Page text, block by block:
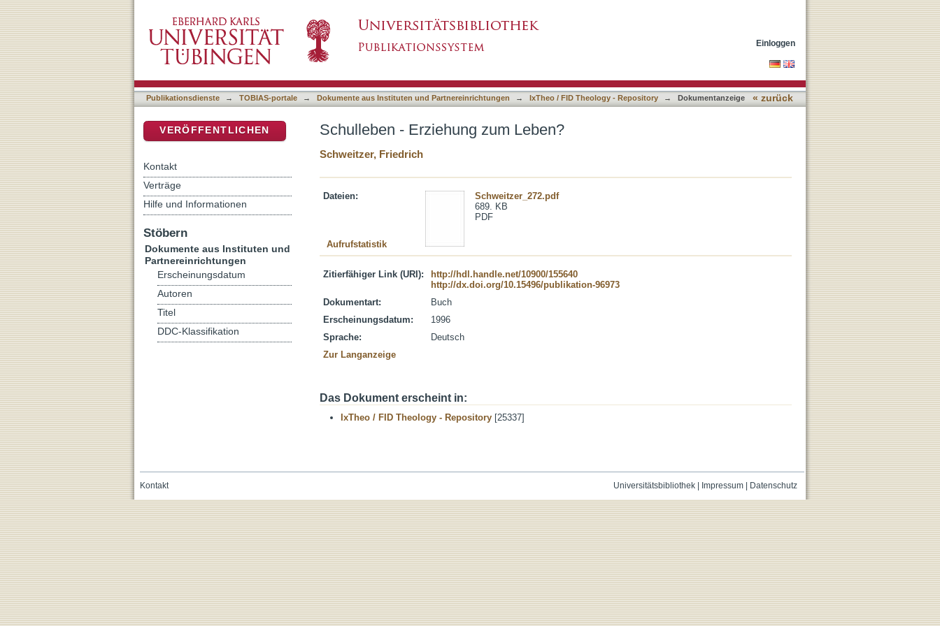
Einloggen
Publikationsdienste → TOBIAS-portale → Dokumente aus Instituten und Partnereinrichtungen → IxTheo / FID Theology - Repository → Dokumentanzeige « zurück
Schulleben - Erziehung zum Leben?
Schweitzer, Friedrich
Dateien:
Schweitzer_272.pdf
689. KB
PDF
Aufrufstatistik
Zitierfähiger Link (URI):
http://hdl.handle.net/10900/155640
http://dx.doi.org/10.15496/publikation-96973
Dokumentart:
Buch
Erscheinungsdatum:
1996
Sprache:
Deutsch
Zur Langanzeige
Das Dokument erscheint in:
IxTheo / FID Theology - Repository [25337]
VERÖFFENTLICHEN
Kontakt
Verträge
Hilfe und Informationen
Stöbern
Dokumente aus Instituten und
Partnereinrichtungen
Erscheinungsdatum
Autoren
Titel
DDC-Klassifikation
Universitätsbibliothek| Impressum| Datenschutz
Kontakt